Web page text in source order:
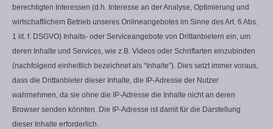
berechtigten Interessen (d.h. Interesse an der Analyse, Optimierung und
wirtschaftlichem Betrieb unseres Onlineangebotes im Sinne des Art. 6 Abs.
1 lit. f. DSGVO) Inhalts- oder Serviceangebote von Drittanbietern ein, um
deren Inhalte und Services, wie z.B. Videos oder Schriftarten einzubinden
(nachfolgend einheitlich bezeichnet als “Inhalte”). Dies setzt immer voraus,
dass die Drittanbieter dieser Inhalte, die IP-Adresse der Nutzer
wahrnehmen, da sie ohne die IP-Adresse die Inhalte nicht an deren
Browser senden könnten. Die IP-Adresse ist damit für die Darstellung
dieser Inhalte erforderlich.